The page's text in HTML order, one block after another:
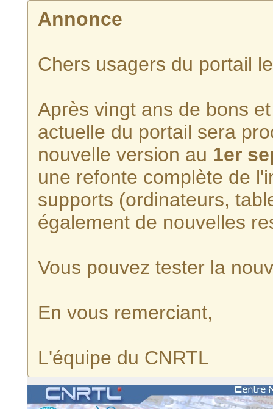
Annonce
Chers usagers du portail
Après vingt ans de bons
actuelle du portail sera
nouvelle version au 1er
une refonte complète de
supports (ordinateurs,
également de nouvelles
Vous pouvez tester la
En vous remerciant,
L'équipe du CNRTL